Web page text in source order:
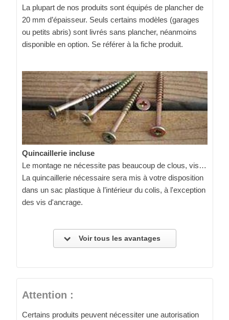
La plupart de nos produits sont équipés de plancher de
20 mm d’épaisseur. Seuls certains modèles (garages
ou petits abris) sont livrés sans plancher, néanmoins
disponible en option. Se référer à la fiche produit.
Quincaillerie incluse
Le montage ne nécessite pas beaucoup de clous, vis…
La quincaillerie nécessaire sera mis à votre disposition
dans un sac plastique à l’intérieur du colis, à l'exception
des vis d'ancrage.
Voir tous les avantages
Attention :
Certains produits peuvent nécessiter une autorisation